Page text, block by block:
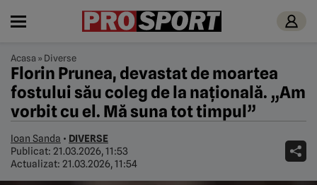
Acasa » Diverse
Florin Prunea, devastat de moartea
fostului său coleg de la națională. „Am
vorbit cu el. Mă suna tot timpul”
Ioan Sanda • DIVERSE
Publicat: 21.03.2026, 11:53
Actualizat: 21.03.2026, 11:54